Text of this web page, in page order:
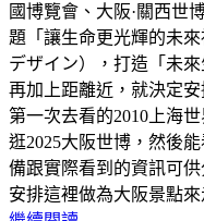
國博覽會、大阪·關西世
題「讓生命更光輝的未
デザイン），打造「未
再加上距離近，就決定
第一次去看的2010上海
逛2025大阪世博，然後
備跟實際看到的資訊可
安排這裡做為大阪景點